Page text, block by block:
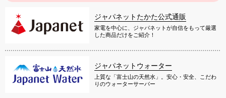
ジャパネットたかた公式通販
家電を中心に、ジャパネットが自信をもって厳選
した商品だけをご紹介！
ジャパネットウォーター
上質な「富士山の天然水」。安心・安全、こだわ
りのウォーターサーバー